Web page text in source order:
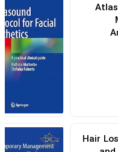
Hair